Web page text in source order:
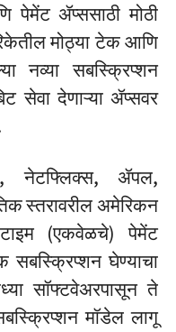
ॲप्ससाठी मोठी
मोठ्या टेक आणि
नव्या सबस्क्रिप्शन
सेवा देणाऱ्या ॲप्सवर
ॲपल,
स्तरावरील अमेरिकन
(एकवेळचे) पेमेंट
सबस्क्रिप्शन घेण्याचा
सॉफ्टवेअरपासून ते
मॉडेल लागू